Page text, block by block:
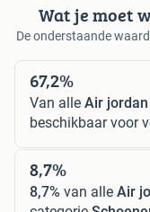
Wat je moet
De onderstaande
67,2%
Van alle Air
beschikbaar voor
8,7%
8,7% van alle Air